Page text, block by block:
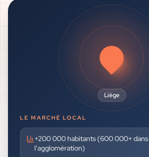
Liège
LE MARCHÉ LOCAL
+200 000 habitants (600 000+ dans
l'agglomération)